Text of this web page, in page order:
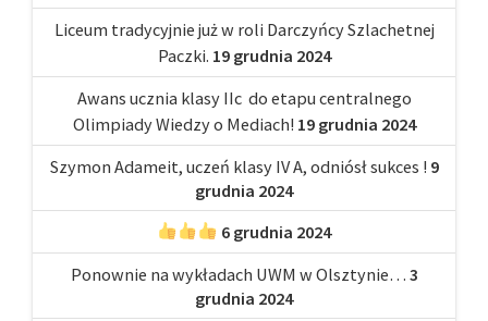
Liceum tradycyjnie już w roli Darczyńcy Szlachetnej
Paczki. 19 grudnia 2024
Awans ucznia klasy IIc do etapu centralnego
Olimpiady Wiedzy o Mediach! 19 grudnia 2024
Szymon Adameit, uczeń klasy IV A, odniósł sukces ! 9
grudnia 2024
6 grudnia 2024
Ponownie na wykładach UWM w Olsztynie… 3
grudnia 2024